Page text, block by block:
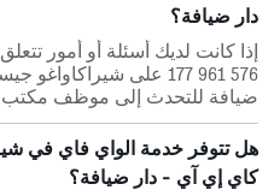
دار ضيافة؟
576 961 177 على
ضيافة للتحدث إلى موظف مكتب
هل تتوفر خدمة الواي فاي في
كاي إي آي - دار ضيافة؟